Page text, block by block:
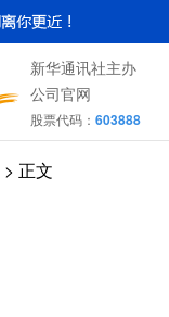
新华通讯社主办
公司官网
股票代码： 603888
> 正文